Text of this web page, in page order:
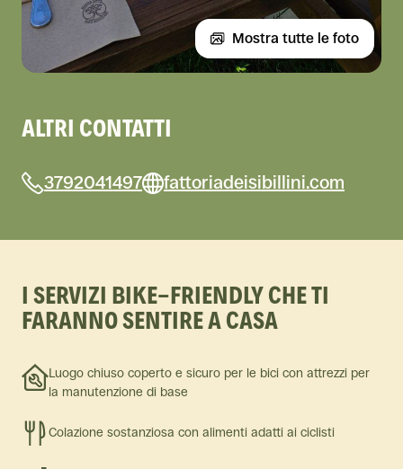
Mostra tutte le foto
ALTRI CONTATTI
3792041497 fattoriadeisibillini.com
I SERVIZI BIKE-FRIENDLY CHE TI
FARANNO SENTIRE A CASA
Luogo chiuso coperto e sicuro per le bici con attrezzi per
la manutenzione di base
Colazione sostanziosa con alimenti adatti ai ciclisti